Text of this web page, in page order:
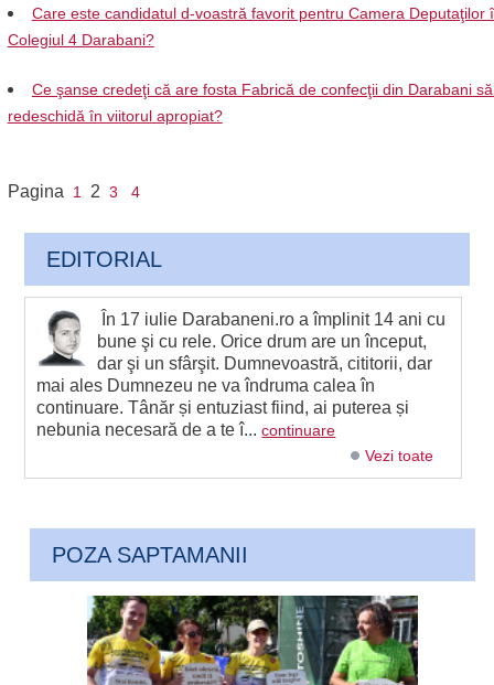
Care este candidatul d-voastră favorit pentru Camera Deputaţilor
Colegiul 4 Darabani?
Ce şanse credeţi că are fosta Fabrică de confecţii din Darabani
redeschidă în viitorul apropiat?
Pagina 1 2 3 4
EDITORIAL
În 17 iulie Darabaneni.ro a împlinit 14 ani cu
bune şi cu rele. Orice drum are un început,
dar şi un sfârşit. Dumnevoastră, cititorii, dar
mai ales Dumnezeu ne va îndruma calea în
continuare. Tânăr și entuziast fiind, ai puterea și
nebunia necesară de a te î...continuare
Vezi toate
POZA SAPTAMANII